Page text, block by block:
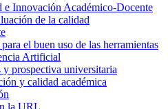
e Innovación Académico-Docente
de la calidad
el buen uso de las herramientas
Artificial
prospectiva universitaria
y calidad académica
la URL